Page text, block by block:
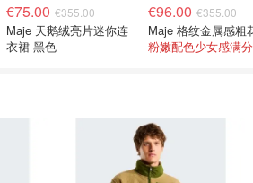
€75.00 €355.00
Maje 天鹅绒亮片迷你连
衣裙 黑色
€96.00 €355.00
粉嫩配色少女感满